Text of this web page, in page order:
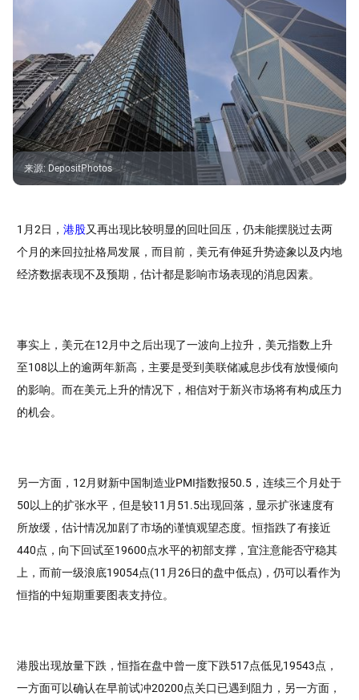
来源:DepositPhotos
1月2日， 港股又再出现比较明显的回吐回压，仍未能摆脱过去两
个月的来回拉扯格局发展，而目前，美元有伸延升势迹象以及内地
经济数据表现不及预期，估计都是影响市场表现的消息因素。
事实上，美元在12月中之后出现了一波向上拉升，美元指数上升
至108以上的逾两年新高，主要是受到美联储减息步伐有放慢倾向
的影响。而在美元上升的情况下，相信对于新兴市场将有构成压力
的机会。
另一方面，12月财新中国制造业PMI指数报50.5，连续三个月处于
50以上的扩张水平，但是较11月51.5出现回落，显示扩张速度有
所放缓，估计情况加剧了市场的谨慎观望态度。恒指跌了有接近
440点，向下回试至19600点水平的初部支撑，宜注意能否守稳其
上，而前一级浪底19054点(11月26日的盘中低点)，仍可以看作为
恒指的中短期重要图表支持位。
港股出现放量下跌，恒指在盘中曾一度下跌517点低见19543点，
一方面可以确认在早前试冲20200点关口已遇到阻力，另一方面，